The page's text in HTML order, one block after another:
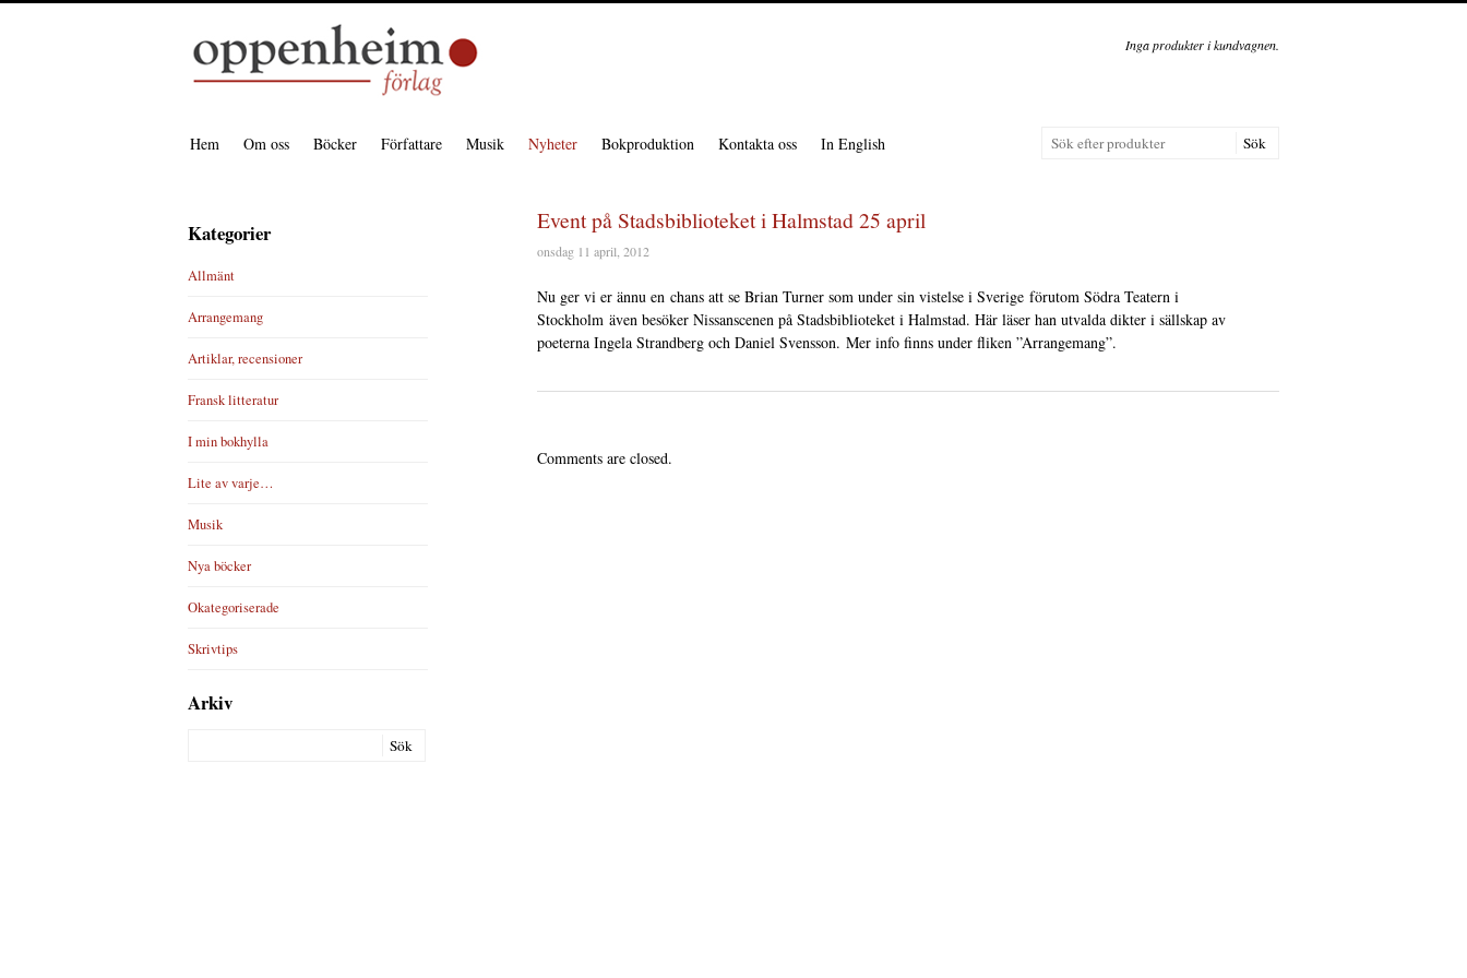
Inga produkter i kundvagnen.
Hem Om oss Böcker Författare Musik Nyheter Bokproduktion Kontakta oss In English
Event på Stadsbiblioteket i Halmstad 25 april
onsdag 11 april, 2012
Nu ger vi er ännu en chans att se Brian Turner som under sin vistelse i Sverige förutom Södra Teatern i
Stockholm även besöker Nissanscenen på Stadsbiblioteket i Halmstad. Här läser han utvalda dikter i sällskap av
poeterna Ingela Strandberg och Daniel Svensson. Mer info finns under fliken ”Arrangemang”.
Comments are closed.
Kategorier
Allmänt
Arrangemang
Artiklar, recensioner
Fransk litteratur
I min bokhylla
Lite av varje…
Musik
Nya böcker
Okategoriserade
Skrivtips
Arkiv